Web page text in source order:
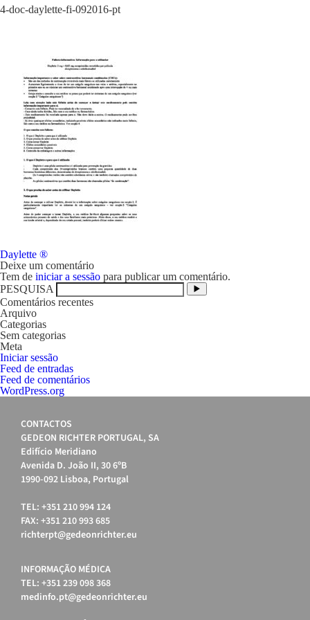
4-doc-daylette-fi-092016-pt
Navegação
de
artigos
Daylette ®
Deixe um comentário
Tem de iniciar a sessão para publicar um comentário.
PESQUISA
Comentários recentes
Arquivo
Categorias
Sem categorias
Meta
Iniciar sessão
Feed de entradas
Feed de comentários
WordPress.org
CONTACTOS
GEDEON RICHTER PORTUGAL, SA
Edifício Meridiano
Avenida D. João II, 30 6ºB
1990-092 Lisboa, Portugal
TEL: +351 210 994 124
FAX: +351 210 993 685
richterpt@gedeonrichter.eu
INFORMAÇÃO MÉDICA
TEL: +351 239 098 368
medinfo.pt@gedeonrichter.eu